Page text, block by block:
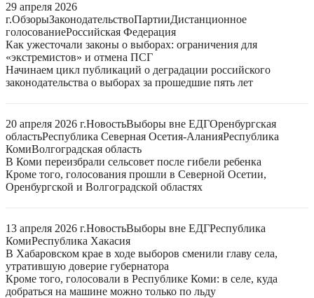
29 апреля 2026
г.ОбзорыЗаконодательствоПартииДистанционное
голосованиеРоссийская Федерация
Как ужесточали законы о выборах: ограничения для
«экстремистов» и отмена ПСГ
Начинаем цикл публикаций о деградации российского
законодательства о выборах за прошедшие пять лет
20 апреля 2026 г.НовостьВыборы вне ЕДГОренбургская
областьРеспублика Северная Осетия-АланияРеспублика
КомиВолгоградская область
В Коми переизбрали сельсовет после гибели ребенка
Кроме того, голосования прошли в Северной Осетии,
Оренбургской и Волгоградской областях
13 апреля 2026 г.НовостьВыборы вне ЕДГРеспублика
КомиРеспублика Хакасия
В Хабаровском крае в ходе выборов сменили главу села,
утратившую доверие губернатора
Кроме того, голосовали в Республике Коми: в селе, куда
добраться на машине можно только по льду